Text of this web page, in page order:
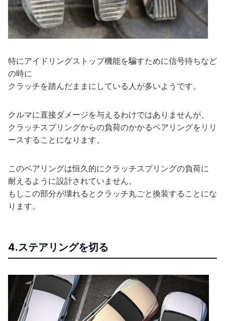
特にアイドリングストップ機能を騙すために信号待ちなど
の時に
クラッチを踏んだままにしている人が多いようです。
クルマに直接ダメージを与えるわけではありませんが、
クラッチスプリングからの負荷のかかるベアリングをリリ
ースすることになります。
このベアリングは恒久的にクラッチスプリングの負荷に
耐えるように設計されていません。
もしこの部分が壊れるとクラッチ丸ごと換装することにな
ります。
4.ステアリングを切る